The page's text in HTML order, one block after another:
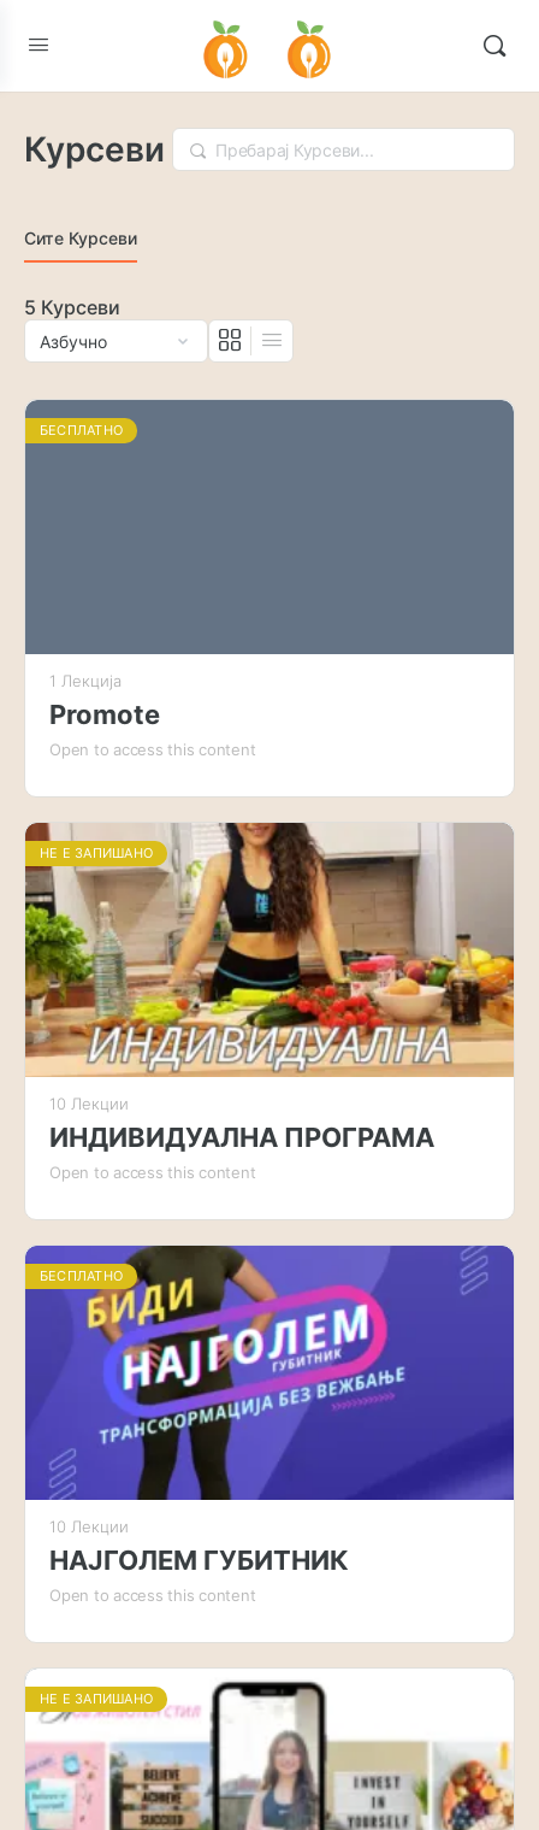
Курсеви Пребарување
Сите Курсеви
5 Курсеви
БЕСПЛАТНО
1 Лекција
Promote
Open to access this content
НЕ Е ЗАПИШАНО
10 Лекции
ИНДИВИДУАЛНА ПРОГРАМА
Open to access this content
БЕСПЛАТНО
10 Лекции
НАЈГОЛЕМ ГУБИТНИК
Open to access this content
НЕ Е ЗАПИШАНО